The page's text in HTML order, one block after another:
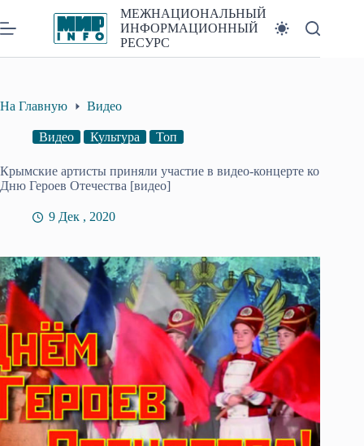
к
сути
МЕЖНАЦИОНАЛЬНЫЙ
ИНФОРМАЦИОННЫЙ
РЕСУРС
На Главную Видео
Видео Культура Топ
Крымские артисты приняли участие в видео-концерте ко
Дню Героев Отечества [видео]
9 Дек , 2020